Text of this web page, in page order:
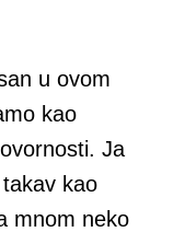
u ovom
kao
Ja
kao
mnom neko